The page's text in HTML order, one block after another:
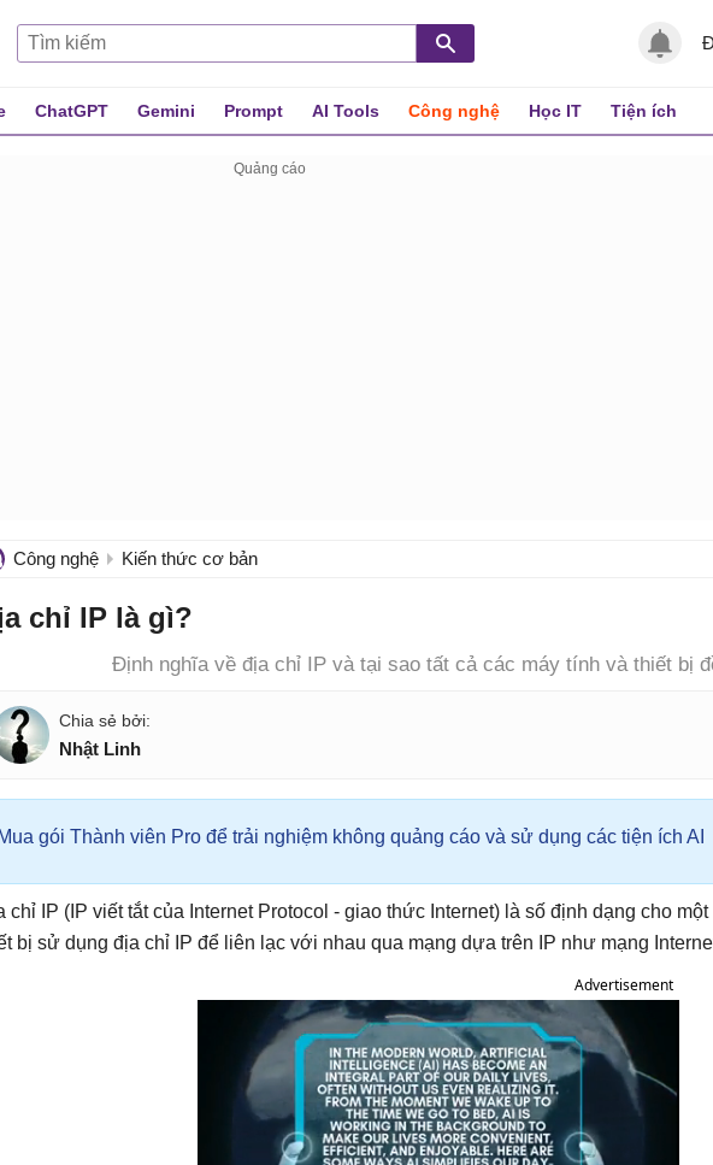
ChatGPT Gemini Prompt AI Tools Công nghệ Học IT Tiện ích
Công nghệ Kiến thức cơ bản
chỉ IP là gì?
Định nghĩa về địa chỉ IP và tại sao tất cả các máy tính và thiết bị
Nhật Linh
gói Thành viên Pro để trải nghiệm không quảng cáo và sử dụng các tiện ích AI
chỉ IP (IP viết tắt của Internet Protocol - giao thức Internet) là số định dạng cho
bị sử dụng địa chỉ IP để liên lạc với nhau qua mạng dựa trên IP như mạng
Advertisement